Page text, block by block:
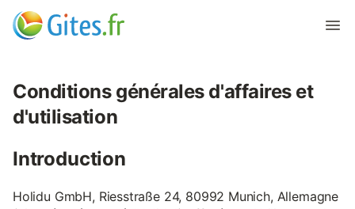
Conditions générales d'affaires et
d'utilisation
Introduction
Holidu GmbH, Riesstraße 24, 80992 Munich, Allemagne